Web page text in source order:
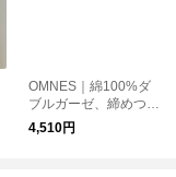
OMNES｜綿100%ダ
ブルガーゼ、締めつけ
ゼロで美シルエット。
涼し気コクーンイージ
4,510円